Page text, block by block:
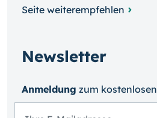
Seite weiterempfehlen
Newsletter
Anmeldung zum kosten­losen